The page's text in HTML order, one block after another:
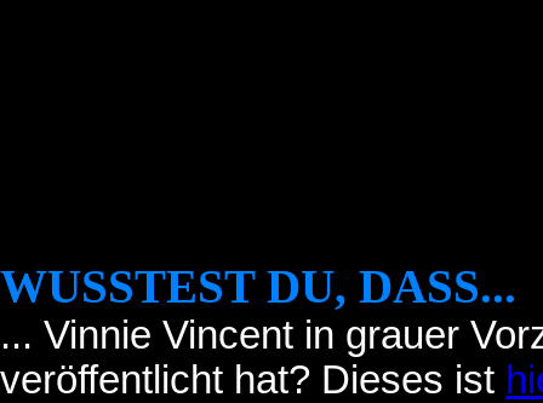
WUSSTEST DU, DASS...
... Vinnie Vincent in grauer
veröffentlicht hat? Dieses ist